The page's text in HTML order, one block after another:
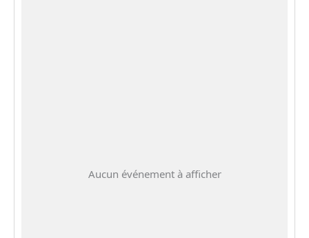
Aucun événement à afficher